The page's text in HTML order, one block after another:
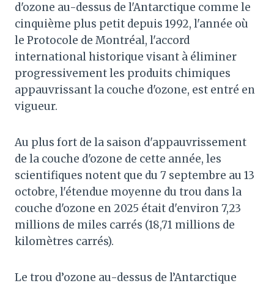
d'ozone au-dessus de l'Antarctique comme le
cinquième plus petit depuis 1992, l'année où
le Protocole de Montréal, l'accord
international historique visant à éliminer
progressivement les produits chimiques
appauvrissant la couche d'ozone, est entré en
vigueur.
Au plus fort de la saison d'appauvrissement
de la couche d'ozone de cette année, les
scientifiques notent que du 7 septembre au 13
octobre, l'étendue moyenne du trou dans la
couche d'ozone en 2025 était d'environ 7,23
millions de miles carrés (18,71 millions de
kilomètres carrés).
Le trou d’ozone au-dessus de l’Antarctique